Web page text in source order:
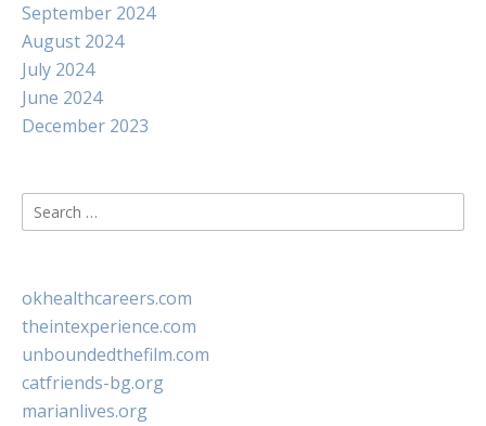
September 2024
August 2024
July 2024
June 2024
December 2023
Search
for:
okhealthcareers.com
theintexperience.com
unboundedthefilm.com
catfriends-bg.org
marianlives.org